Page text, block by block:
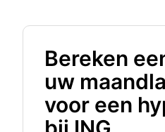
Bereken
uw
voor een